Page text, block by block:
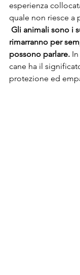
esperienza
quale non riesce a
rimarranno per
possono parlare.
cane ha il
protezione ed